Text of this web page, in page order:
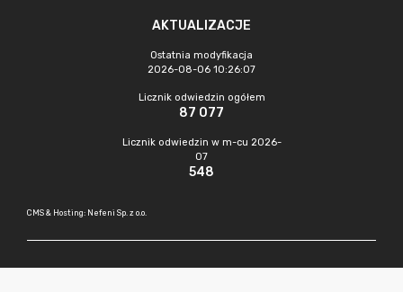
AKTUALIZACJE
Ostatnia modyfikacja
2026-08-06 10:26:07
Licznik odwiedzin ogółem
87 077
Licznik odwiedzin w m-cu 2026-
07
548
CMS & Hosting: Nefeni Sp. z o.o.